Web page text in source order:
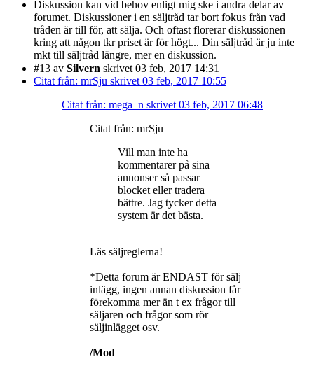
Diskussion kan vid behov enligt mig ske i andra delar av
forumet. Diskussioner i en säljtråd tar bort fokus från vad
tråden är till för, att sälja. Och oftast florerar diskussionen
kring att någon tkr priset är för högt... Din säljtråd är ju inte
mkt till säljtråd längre, mer en diskussion.
#13 av Silvern skrivet 03 feb, 2017 14:31
Citat från: mrSju skrivet 03 feb, 2017 10:55
Citat från: mega_n skrivet 03 feb, 2017 06:48
Citat från: mrSju
Vill man inte ha
kommentarer på sina
annonser så passar
blocket eller tradera
bättre. Jag tycker detta
system är det bästa.
Läs säljreglerna!
*Detta forum är ENDAST för sälj
inlägg, ingen annan diskussion får
förekomma mer än t ex frågor till
säljaren och frågor som rör
säljinlägget osv.
/Mod